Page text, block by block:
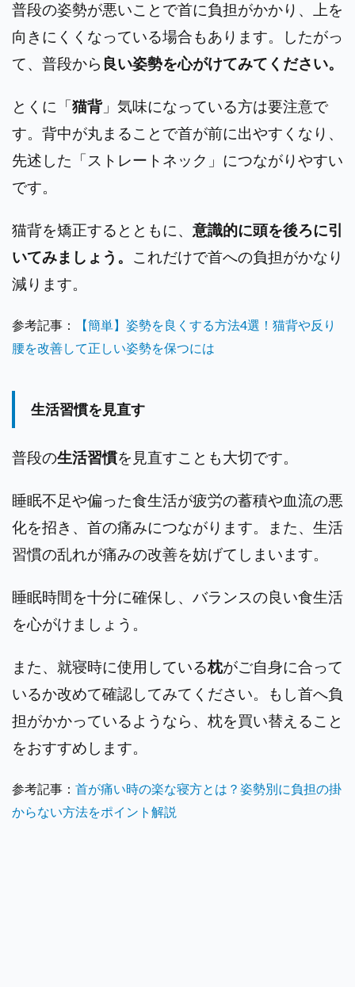
普段の姿勢が悪いことで首に負担がかかり、上を
向きにくくなっている場合もあります。したがっ
て、普段から 良い姿勢を心がけてみてください。
とくに「猫背」気味になっている方は要注意で
す。背中が丸まることで首が前に出やすくなり、
先述した「ストレートネック」につながりやすい
です。
猫背を矯正するとともに、 意識的に頭を後ろに引
いてみましょう。 これだけで首への負担がかなり
減ります。
参考記事：
【簡単】姿勢を良くする方法4選！猫背や反り
腰を改善して正しい姿勢を保つには
生活習慣を見直す
普段の生活習慣を見直すことも大切です。
睡眠不足や偏った食生活が疲労の蓄積や血流の悪
化を招き、首の痛みにつながります。また、生活
習慣の乱れが痛みの改善を妨げてしまいます。
睡眠時間を十分に確保し、バランスの良い食生活
を心がけましょう。
また、就寝時に使用している枕がご自身に合って
いるか改めて確認してみてください。もし首へ負
担がかかっているようなら、枕を買い替えること
をおすすめします。
参考記事： 首が痛い時の楽な寝方とは？姿勢別に負担の掛
からない方法をポイント解説